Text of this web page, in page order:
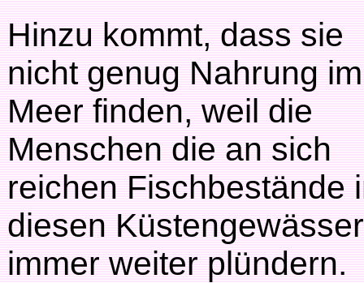
Hinzu kommt, dass sie
nicht genug Nahrung im
Meer finden, weil die
Menschen die an sich
reichen Fischbestände
diesen
immer weiter plündern.